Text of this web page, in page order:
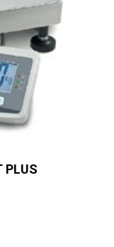
PLUS